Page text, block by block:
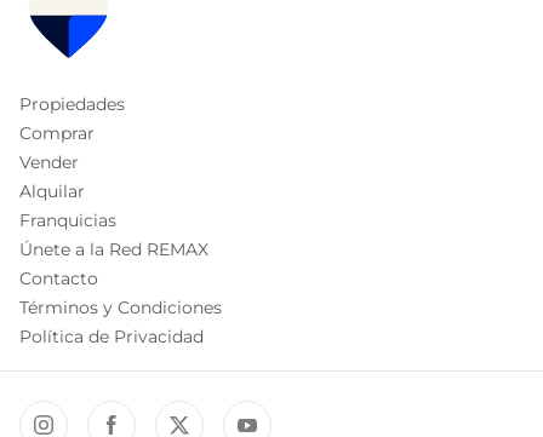
Propiedades
Comprar
Vender
Alquilar
Franquicias
Únete a la Red REMAX
Contacto
Términos y Condiciones
Política de Privacidad